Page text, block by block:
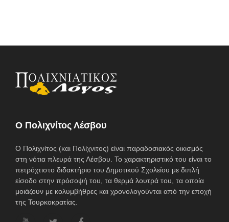
O Πολιχνίτος Λέσβου
Ο Πολιχνίτος (και Πολίχνιτος) είναι παραδοσιακός οικισμός
στη νότια πλευρά της Λέσβου. Το χαρακτηριστικό του είναι το
πετρόχτιστο διδακτήριο του Δημοτικού Σχολείου με διπλή
είσοδο στην πρόσοψή του, τα θερμά λουτρά του, τα οποία
μοιάζουν με κολυμβήθρες και χρονολογούνται από την εποχή
της Τουρκοκρατίας.